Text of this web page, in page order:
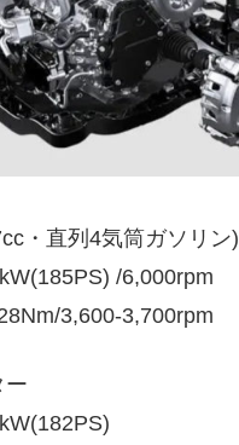
・直列4気筒ガソリン)
/6,000rpm
3,600-3,700rpm
ー